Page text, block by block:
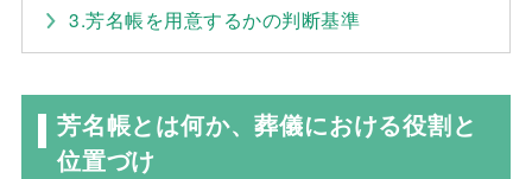
3.芳名帳を用意するかの判断基準
芳名帳とは何か、葬儀における役割と
位置づけ